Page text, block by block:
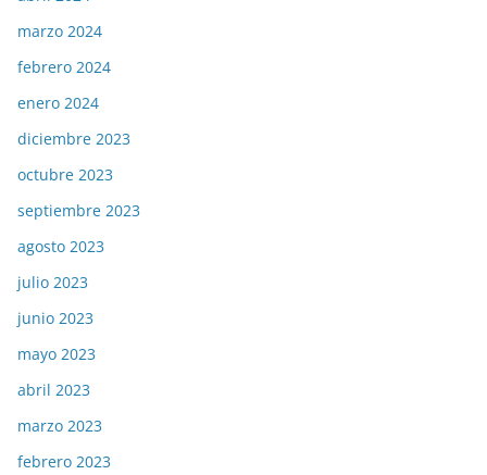
marzo 2024
febrero 2024
enero 2024
diciembre 2023
octubre 2023
septiembre 2023
agosto 2023
julio 2023
junio 2023
mayo 2023
abril 2023
marzo 2023
febrero 2023